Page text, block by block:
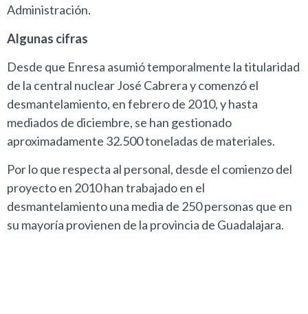
Administración.
Algunas cifras
Desde que Enresa asumió temporalmente la titularidad
de la central nuclear José Cabrera y comenzó el
desmantelamiento, en febrero de 2010, y hasta
mediados de diciembre, se han gestionado
aproximadamente 32.500 toneladas de materiales.
Por lo que respecta al personal, desde el comienzo del
proyecto en 2010 han trabajado en el
desmantelamiento una media de 250 personas que en
su mayoría provienen de la provincia de Guadalajara.